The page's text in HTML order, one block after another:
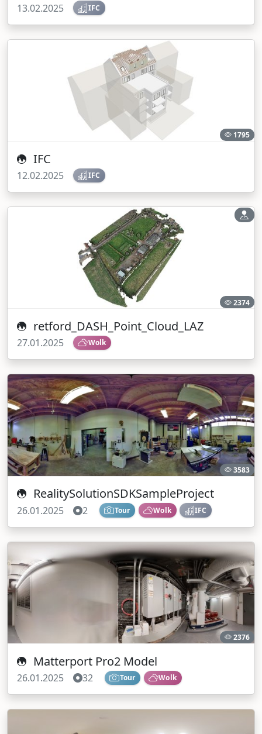
13.02.2025 IFC
1795
IFC
12.02.2025 IFC
2374
retford_DASH_Point_Cloud_LAZ
27.01.2025 Wolk
3583
RealitySolutionSDKSampleProject
26.01.2025 2 Tour Wolk IFC
2376
Matterport Pro2 Model
26.01.2025 32 Tour Wolk